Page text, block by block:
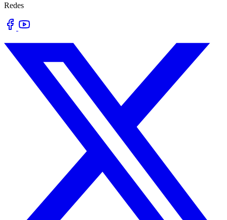
Redes